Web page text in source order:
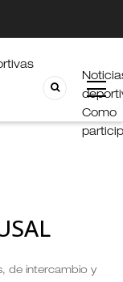
Como
de intercambio y